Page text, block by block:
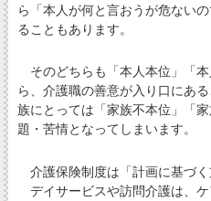
ら「本人が何と言おうが危ない
ることもあります。
そのどちらも「本人本位」「
ら、介護職の善意が入り口にあ
族にとっては「家族不本位」「
題・苦情となってしまいます。
介護保険制度は「計画に基づく
デイサービスや訪問介護は、